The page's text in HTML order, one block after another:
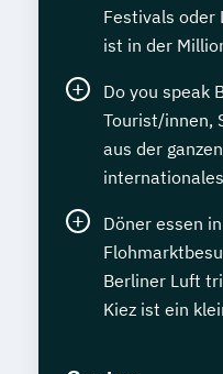
Festivals oder
ist in der
Do you speak
Tourist/innen,
aus der
Döner essen
Berliner Luft
Kiez ist ein